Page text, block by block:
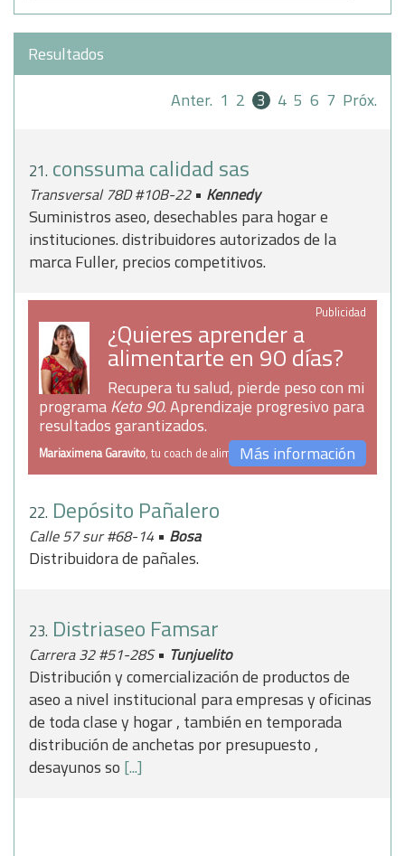
Resultados
Anter. 1 2 3 4 5 6 7 Próx.
21. conssuma calidad sas
Transversal 78D #10B-22 • Kennedy
Suministros aseo, desechables para hogar e
instituciones. distribuidores autorizados de la
marca Fuller, precios competitivos.
Publicidad
¿Quieres aprender a
alimentarte en 90 días?
Recupera tu salud, pierde peso con mi
programaKeto 90. Aprendizaje progresivo para
resultados garantizados.
Mariaximena Garavito, tu coach de alimentaciónMás información
22. Depósito Pañalero
Calle 57 sur #68-14 • Bosa
Distribuidora de pañales.
23. Distriaseo Famsar
Carrera 32 #51-28S• Tunjuelito
Distribución y comercialización de productos de
aseo a nivel institucional para empresas y oficinas
de toda clase y hogar , también en temporada
distribución de anchetas por presupuesto ,
desayunos so [...]